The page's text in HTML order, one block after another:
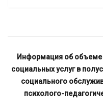
Информация об
социальных услуг в
социального
психолого-